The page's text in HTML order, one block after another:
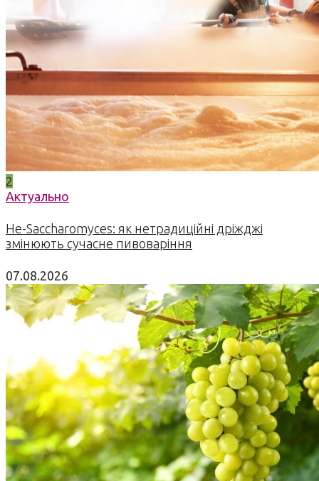
2
Актуально
Не-Saccharomyces: як нетрадиційні дріжджі
змінюють сучасне пивоваріння
07.08.2026